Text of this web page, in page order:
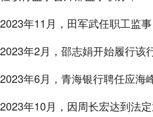
2023年11月，田军武任职工监
2023年2月，邵志娟开始履行该
2023年6月，青海银行聘任应海
2023年10月，因周长宏达到法